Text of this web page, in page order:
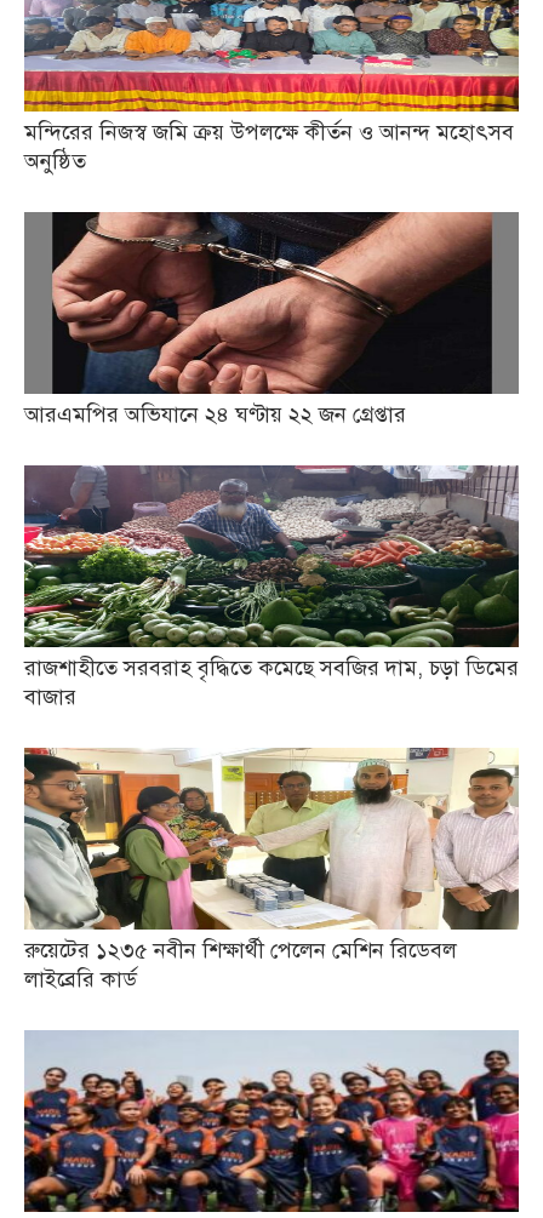
মন্দিরের নিজস্ব জমি ক্রয় উপলক্ষে কীর্তন ও আনন্দ মহোৎসব
অনুষ্ঠিত
আরএমপির অভিযানে ২৪ ঘণ্টায় ২২ জন গ্রেপ্তার
রাজশাহীতে সরবরাহ বৃদ্ধিতে কমেছে সবজির দাম, চড়া ডিমের
বাজার
রুয়েটের ১২৩৫ নবীন শিক্ষার্থী পেলেন মেশিন রিডেবল
লাইব্রেরি কার্ড